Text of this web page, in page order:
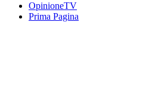
OpinioneTV
Prima Pagina